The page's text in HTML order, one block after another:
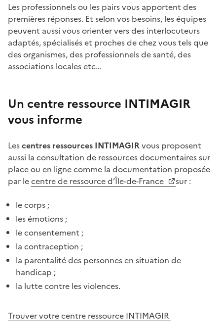
Les professionnels ou les pairs vous apportent des
premières réponses. Et selon vos besoins, les équipes
peuvent aussi vous orienter vers des interlocuteurs
adaptés, spécialisés et proches de chez vous tels que
des organismes, des professionnels de santé, des
associations locales etc…
Un centre ressource INTIMAGIR
vous informe
Lescentres ressources INTIMAGIRvous proposent
aussi la consultation de ressources documentaires sur
place ou en ligne comme la documentation proposée
par lecentre de ressource d’Île-de-France
sur :
le corps ;
les émotions ;
le consentement ;
la contraception ;
la parentalité des personnes en situation de
handicap ;
la lutte contre les violences.
Trouver votre centre ressource INTIMAGIR